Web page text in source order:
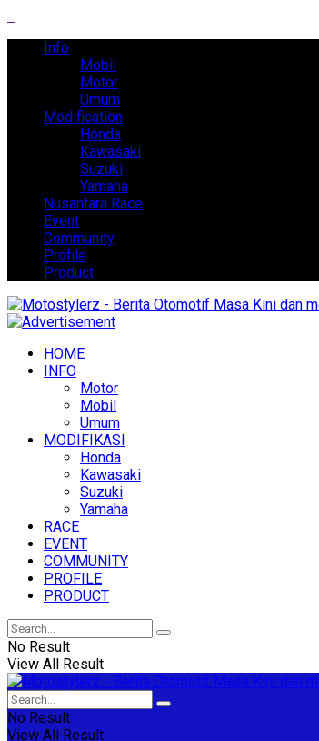
Info
Mobil
Motor
Umum
Modification
Honda
Kawasaki
Suzuki
Yamaha
Nusantara Race
Event
Community
Profile
Product
HOME
INFO
Motor
Mobil
Umum
MODIFIKASI
Honda
Kawasaki
Suzuki
Yamaha
RACE
EVENT
COMMUNITY
PROFILE
PRODUCT
No Result
View All Result
No Result
View All Result